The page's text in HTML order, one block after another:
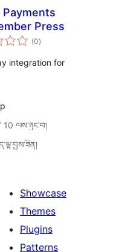
Payments
Press
(0གདེང་
འཇོག་
ཚང་།
)
integration for
ལས་ཉུང་བ།
Showcase
Themes
Plugins
Patterns